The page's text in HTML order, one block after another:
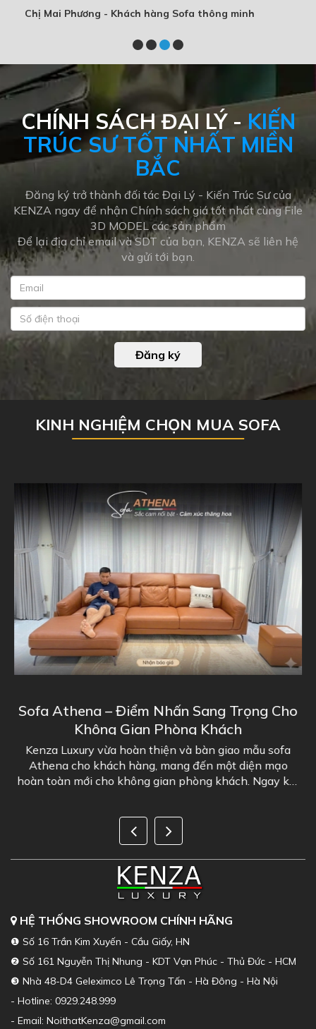
Chị An An - Khách hàng Sofa nhập khẩu
CHÍNH SÁCH ĐẠI LÝ - KIẾN
TRÚC SƯ TỐT NHẤT MIỀN
BẮC
Đăng ký trở thành đối tác Đại Lý - Kiến Trúc Sư của
KENZA ngay để nhận Chính sách giá tốt nhất cùng File
3D MODEL các sản phẩm
Để lại địa chỉ email và SDT của bạn, KENZA sẽ liên hệ
và gửi tới bạn.
Đăng ký
KINH NGHIỆM CHỌN MUA SOFA
Sofa Athena – Điểm Nhấn Sang Trọng Cho
Không Gian Phòng Khách
Kenza Luxury vừa hoàn thiện và bàn giao mẫu sofa
Athena cho khách hàng, mang đến một diện mạo
hoàn toàn mới cho không gian phòng khách. Ngay khi
HỆ THỐNG SHOWROOM CHÍNH HÃNG
❶ Số 16 Trần Kim Xuyến - Cầu Giấy, HN
❷ Số 161 Nguyễn Thị Nhung - KDT Vạn Phúc - Thủ Đức - HCM
❸ Nhà 48-D4 Geleximco Lê Trọng Tấn - Hà Đông - Hà Nội
- Hotline: 0929.248.999
- Email: NoithatKenza@gmail.com